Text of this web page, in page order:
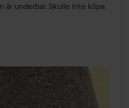
är underbar. Skulle inte köpa